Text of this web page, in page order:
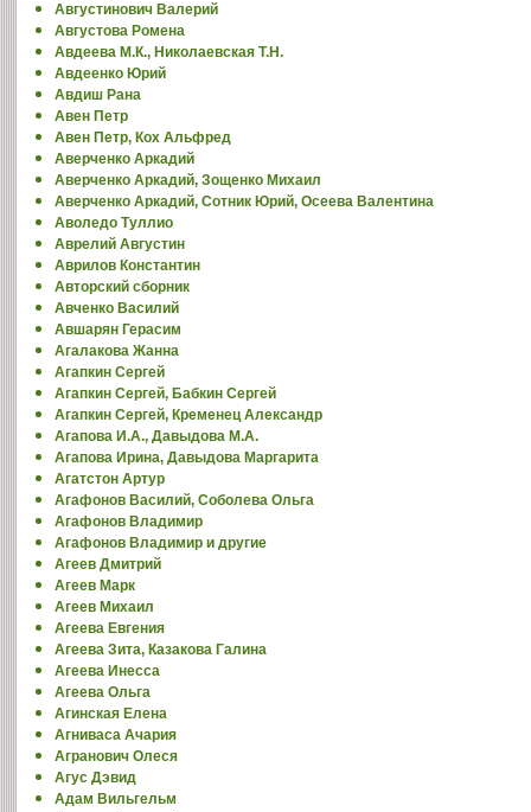
Августинович Валерий
Августова Ромена
Авдеева М.К., Николаевская Т.Н.
Авдеенко Юрий
Авдиш Рана
Авен Петр
Авен Петр, Кох Альфред
Аверченко Аркадий
Аверченко Аркадий, Зощенко Михаил
Аверченко Аркадий, Сотник Юрий, Осеева Валентина
Аволедо Туллио
Аврелий Августин
Аврилов Константин
Авторский сборник
Авченко Василий
Авшарян Герасим
Агалакова Жанна
Агапкин Сергей
Агапкин Сергей, Бабкин Сергей
Агапкин Сергей, Кременец Александр
Агапова И.А., Давыдова М.А.
Агапова Ирина, Давыдова Маргарита
Агатстон Артур
Агафонов Василий, Соболева Ольга
Агафонов Владимир
Агафонов Владимир и другие
Агеев Дмитрий
Агеев Марк
Агеев Михаил
Агеева Евгения
Агеева Зита, Казакова Галина
Агеева Инесса
Агеева Ольга
Агинская Елена
Агниваса Ачария
Агранович Олеся
Агус Дэвид
Адам Вильгельм